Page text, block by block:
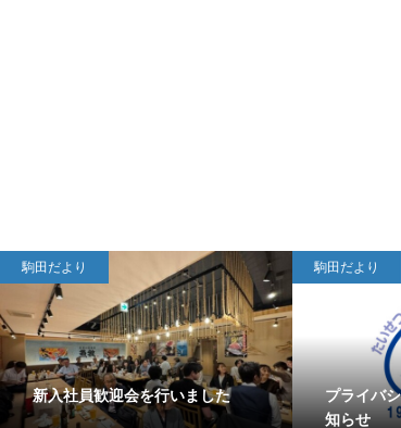
駒田だより
新入社員歓迎会を行いました
駒田だより
プライバ
知らせ